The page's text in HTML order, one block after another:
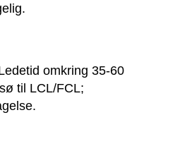
omkring 35-60
til LCL/FCL;